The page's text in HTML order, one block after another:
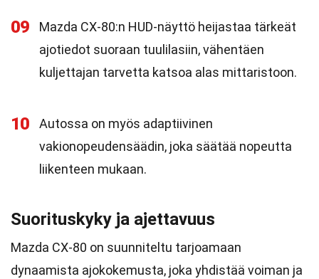
09
Mazda CX-80:n HUD-näyttö heijastaa tärkeät
ajotiedot suoraan tuulilasiin, vähentäen
kuljettajan tarvetta katsoa alas mittaristoon.
10
Autossa on myös adaptiivinen
vakionopeudensäädin, joka säätää nopeutta
liikenteen mukaan.
Suorituskyky ja ajettavuus
Mazda CX-80 on suunniteltu tarjoamaan
dynaamista ajokokemusta, joka yhdistää voiman ja